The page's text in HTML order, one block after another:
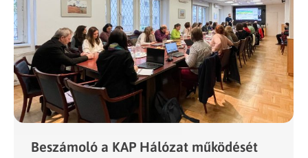
Beszámoló a KAP Hálózat működését